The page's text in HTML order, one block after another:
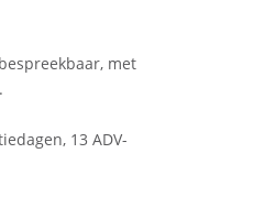
met
13 ADV-